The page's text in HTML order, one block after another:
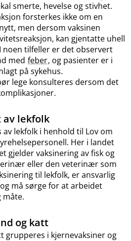
smerte, hevelse og stivhet.
forsterkes ikke om en
men dersom vaksinen
kan gjentatte uhell
noen tilfeller er det observert
med feber, og pasienter er i
på sykehus.
lege konsulteres dersom det
lekfolk
lekfolk i henhold til Lov om
Her i landet
gjelder vaksinering av fisk og
eller den veterinær som
til lekfolk, er ansvarlig
må sørge for at arbeidet
måte.
og katt
grupperes i kjernevaksiner og